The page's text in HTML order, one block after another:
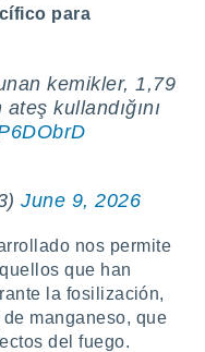
para
kemikler, 1,79
kullandığını
June 9, 2026
nos permite
que han
la fosilización,
manganeso, que
del fuego.